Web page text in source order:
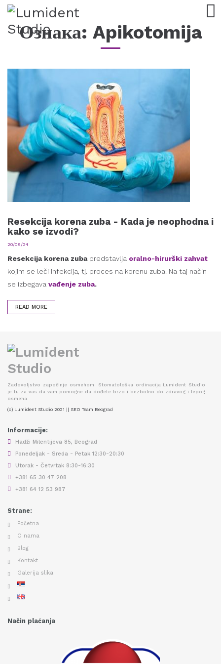
Ознака: Apikotomija
Resekcija korena zuba - Kada je neophodna i
kako se izvodi?
20/08/24
Resekcija korena zubapredstavlja oralno-hirurški zahvat
kojim se leči infekcija, tj. proces na korenu zuba. Na taj način
se izbegava vađenje zuba.
READ MORE
Zadovoljstvo započinje osmehom. Stomatološka ordinacija Lumident Studio
je tu za vas da vam pomogne da dođete brzo i bezbolno do zdravog i lepog
osmeha.
(c) Lumident Studio 2021 || SEO Team Beograd
Informacije:
Hadži Milentijeva 85, Beograd
Ponedeljak - Sreda - Petak 12:30-20:30
Utorak - Četvrtak 8:30-16:30
+381 65 30 47 208
+381 64 12 53 987
Strane:
Početna
O nama
Blog
Kontakt
Galerija slika
Način plaćanja